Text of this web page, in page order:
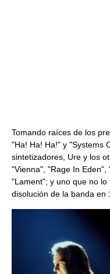
Tomando raíces de los
"Ha! Ha! Ha!" y "Systems
sintetizadores, Ure y los
"Vienna", "Rage In
"Lament"; y uno que no lo
disolución de la banda en